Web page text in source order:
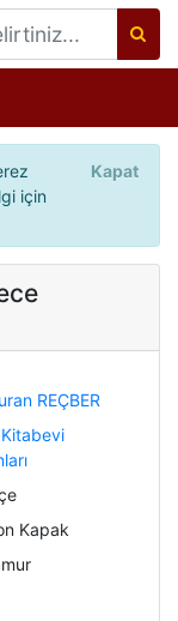
için
Kapat
REÇBER
Kapak